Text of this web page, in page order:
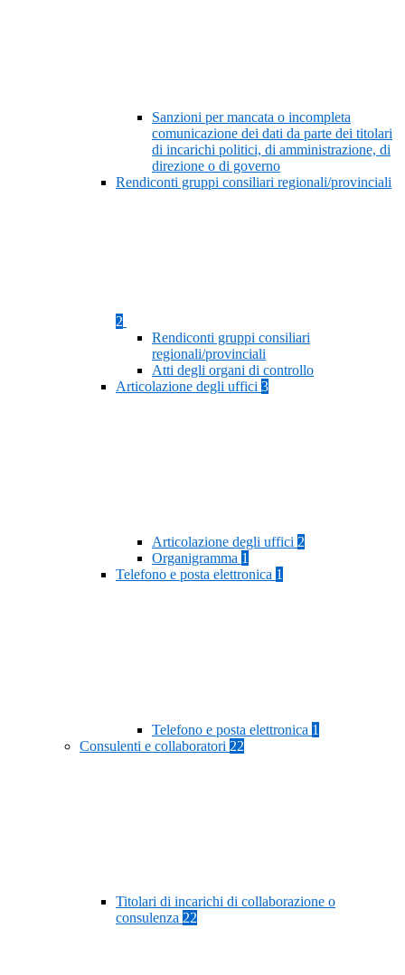
Sanzioni per mancata o incompleta
comunicazione dei dati da parte dei titolari
di incarichi politici, di amministrazione, di
direzione o di governo
Rendiconti gruppi consiliari regionali/provinciali
2
Rendiconti gruppi consiliari
regionali/provinciali
Atti degli organi di controllo
Articolazione degli uffici 3
Articolazione degli uffici 2
Organigramma 1
Telefono e posta elettronica 1
Telefono e posta elettronica 1
Consulenti e collaboratori 22
Titolari di incarichi di collaborazione o
consulenza 22